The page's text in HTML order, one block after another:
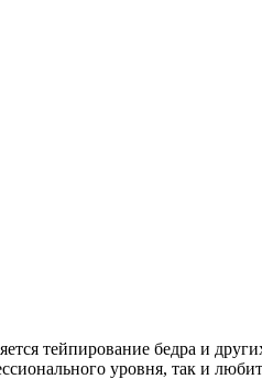
тейпирование бедра и
уровня, так и